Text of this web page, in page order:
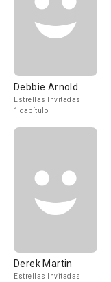
Debbie Arnold
Estrellas Invitadas
1 capítulo
Derek Martin
Estrellas Invitadas